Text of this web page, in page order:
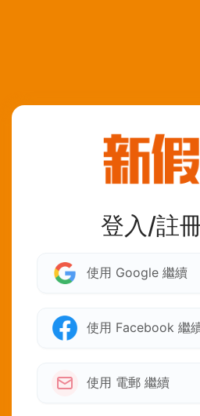
登入/註
使用 Google 繼續
使用 Facebook 繼
使用 電郵 繼續